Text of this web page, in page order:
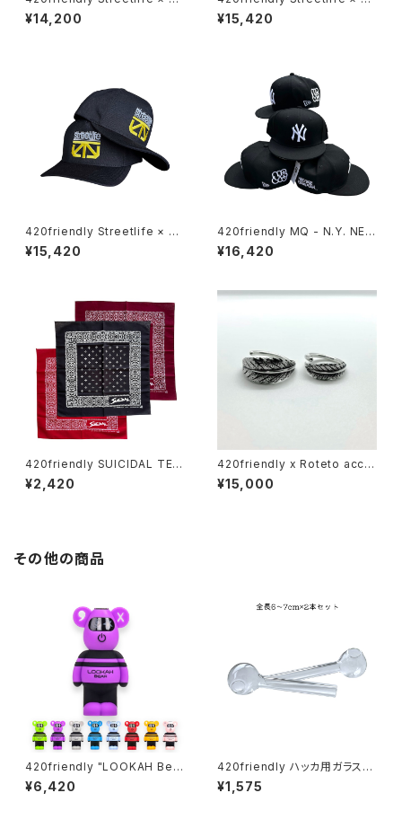
e Seventh Letter Limited C
apsule 【数量限定】
¥14,200
e Seventh Letter Limited C
apsule 【数量限定】
¥15,420
420friendly Streetlife × Th
e Seventh Letter Limited C
apsule 【数量限定】
¥15,420
420friendly MQ - N.Y. NEW
ERA HAT “MAKE TAGZ GRE
AT AGAIN” MQ THROWUP
¥16,420
420friendly SUICIDAL TEN
DENCIES Inspired Cross B
andana 52×52cm
¥2,420
420friendly x Roteto acce
ssory / Leaf Silver Ring – R
aw Texture（10号｜サイズオ
¥15,000
その他の商品
420friendly "LOOKAH Bea
r" コンパクト×高性能 510 カー
トバッテリー
¥6,420
420friendly ハッカ用ガラスパ
イプ ミニサイズ 6〜7cm(2本セ
ット)
¥1,575